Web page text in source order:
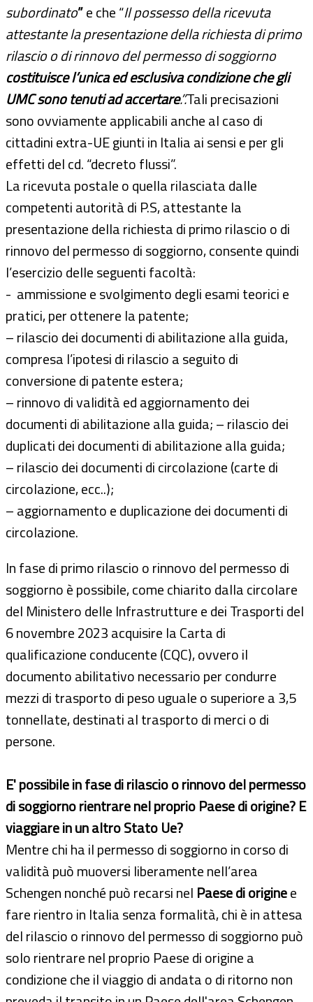
subordinato”e che “Il possesso della ricevuta
attestante la presentazione della richiesta di primo
rilascio o di rinnovo del permesso di soggiorno
costituisce l’unica ed esclusiva condizione che gli
UMC sono tenuti ad accertare.”.Tali precisazioni
sono ovviamente applicabili anche al caso di
cittadini extra-UE giunti in Italia ai sensi e per gli
effetti del cd. “decreto flussi”.
La ricevuta postale o quella rilasciata dalle
competenti autorità di P.S, attestante la
presentazione della richiesta di primo rilascio o di
rinnovo del permesso di soggiorno, consente quindi
l’esercizio delle seguenti facoltà:
- ammissione e svolgimento degli esami teorici e
pratici, per ottenere la patente;
– rilascio dei documenti di abilitazione alla guida,
compresa l’ipotesi di rilascio a seguito di
conversione di patente estera;
– rinnovo di validità ed aggiornamento dei
documenti di abilitazione alla guida; – rilascio dei
duplicati dei documenti di abilitazione alla guida;
– rilascio dei documenti di circolazione (carte di
circolazione, ecc..);
– aggiornamento e duplicazione dei documenti di
circolazione.
In fase di primo rilascio o rinnovo del permesso di
soggiorno è possibile, come chiarito dalla circolare
del Ministero delle Infrastrutture e dei Trasporti del
6 novembre 2023 acquisire la Carta di
qualificazione conducente (CQC), ovvero il
documento abilitativo necessario per condurre
mezzi di trasporto di peso uguale o superiore a 3,5
tonnellate, destinati al trasporto di merci o di
persone.
E' possibile in fase di rilascio o rinnovo del permesso
di soggiorno rientrare nel proprio Paese di origine? E
viaggiare in un altro Stato Ue?
Mentre chi ha il permesso di soggiorno in corso di
validità può muoversi liberamente nell’area
Schengen nonché può recarsi nel Paese di originee
fare rientro in Italia senza formalità, chi è in attesa
del rilascio o rinnovo del permesso di soggiorno può
solo rientrare nel proprio Paese di origine a
condizione che il viaggio di andata o di ritorno non